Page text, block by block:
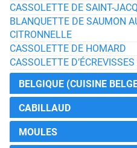
CASSOLETTE DE SAINT-
BLANQUETTE DE SAUMON
CITRONNELLE
CASSOLETTE DE HOMARD
CASSOLETTE
BELGIQUE (CUISINE
CABILLAUD
MOULES